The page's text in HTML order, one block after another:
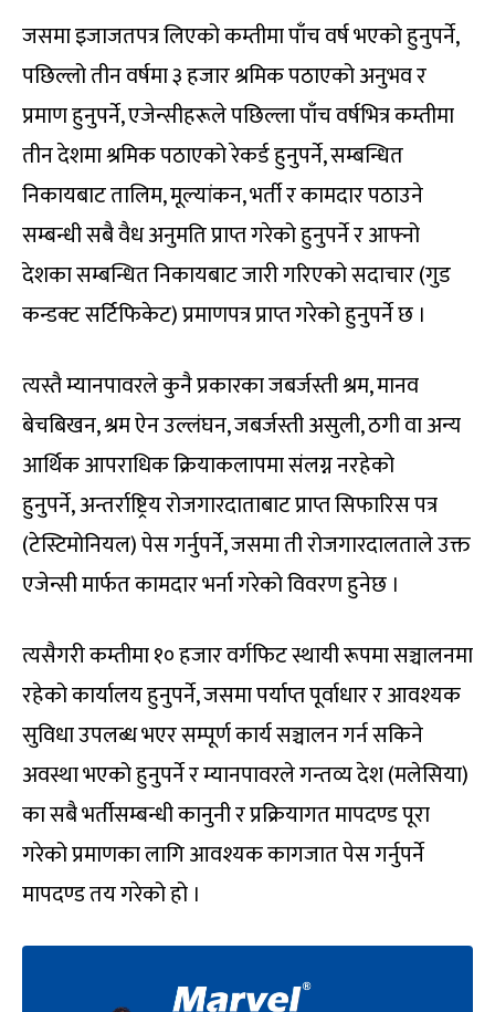
जसमा इजाजतपत्र लिएको कम्तीमा पाँच वर्ष भएको हुनुपर्ने,
पछिल्लो तीन वर्षमा ३ हजार श्रमिक पठाएको अनुभव र
प्रमाण हुनुपर्ने, एजेन्सीहरूले पछिल्ला पाँच वर्षभित्र कम्तीमा
तीन देशमा श्रमिक पठाएको रेकर्ड हुनुपर्ने, सम्बन्धित
निकायबाट तालिम, मूल्यांकन, भर्ती र कामदार पठाउने
सम्बन्धी सबै वैध अनुमति प्राप्त गरेको हुनुपर्ने र आफ्नो
देशका सम्बन्धित निकायबाट जारी गरिएको सदाचार (गुड
कन्डक्ट सर्टिफिकेट) प्रमाणपत्र प्राप्त गरेको हुनुपर्ने छ ।
त्यस्तै म्यानपावरले कुनै प्रकारका जबर्जस्ती श्रम, मानव
बेचबिखन, श्रम ऐन उल्लंघन, जबर्जस्ती असुली, ठगी वा अन्य
आर्थिक आपराधिक क्रियाकलापमा संलग्न नरहेको
हुनुपर्ने, अन्तर्राष्ट्रिय रोजगारदाताबाट प्राप्त सिफारिस पत्र
(टेस्टिमोनियल) पेस गर्नुपर्ने, जसमा ती रोजगारदालताले उक्त
एजेन्सी मार्फत कामदार भर्ना गरेको विवरण हुनेछ ।
त्यसैगरी कम्तीमा १० हजार वर्गफिट स्थायी रूपमा सञ्चालनमा
रहेको कार्यालय हुनुपर्ने, जसमा पर्याप्त पूर्वाधार र आवश्यक
सुविधा उपलब्ध भएर सम्पूर्ण कार्य सञ्चालन गर्न सकिने
अवस्था भएको हुनुपर्ने र म्यानपावरले गन्तव्य देश (मलेसिया)
का सबै भर्तीसम्बन्धी कानुनी र प्रक्रियागत मापदण्ड पूरा
गरेको प्रमाणका लागि आवश्यक कागजात पेस गर्नुपर्ने
मापदण्ड तय गरेको हो ।